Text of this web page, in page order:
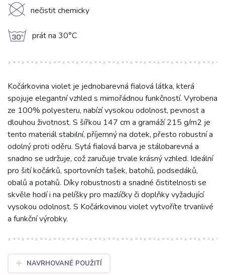
K nečistit chemicky
g prát na 30°C
Kočárkovina violet je jednobarevná fialová látka, která
spojuje elegantní vzhled s mimořádnou funkčností. Vyrobena
ze 100% polyesteru, nabízí vysokou odolnost, pevnost a
dlouhou životnost. S šířkou 147 cm a gramáží 215 g/m2 je
tento materiál stabilní, příjemný na dotek, přesto robustní a
odolný proti oděru. Sytá fialová barva je stálobarevná a
snadno se udržuje, což zaručuje trvale krásný vzhled. Ideální
pro šití kočárků, sportovních tašek, batohů, podsedáků,
obalů a potahů. Díky robustnosti a snadné čistitelnosti se
skvěle hodí i na pelíšky pro mazlíčky či doplňky vyžadující
vysokou odolnost. S Kočárkovinou violet vytvoříte trvanlivé
a funkční výrobky.
NAVRHOVANÉ POUŽITÍ